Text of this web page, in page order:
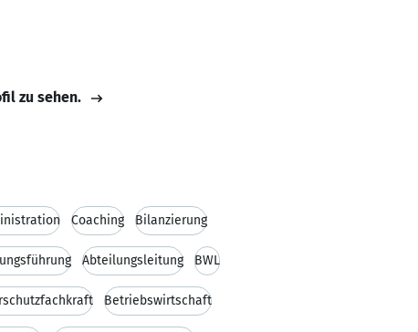
zu sehen.
Coaching Bilanzierung
Abteilungsleitung BWL
Betriebswirtschaft